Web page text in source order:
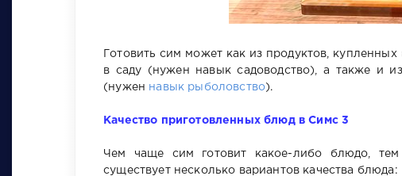
Готовить сим может как из продуктов,
в саду (нужен навык садоводство), а также и
(нужен навык рыболовство).
Качество приготовленных блюд в Симс 3
Чем чаще сим готовит какое-либо блюдо,
существует несколько вариантов качества блюда: